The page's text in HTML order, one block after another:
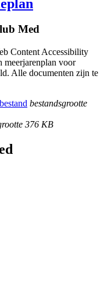
Med
Content Accessibility
voor
Alle documenten zijn te
bestandsgrootte
376 KB